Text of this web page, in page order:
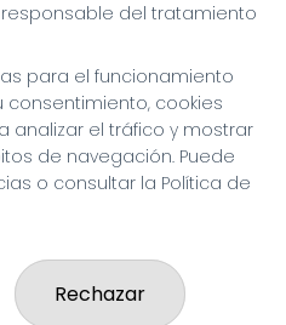
19-FUENLABRADA -
responsable del tratamiento
para el funcionamiento
consentimiento, cookies
analizar el tráfico y mostrar
de navegación. Puede
o consultar la Política de
Rechazar